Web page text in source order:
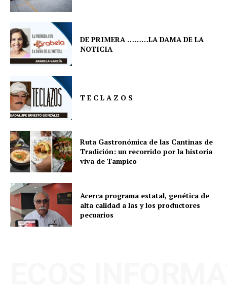
DE PRIMERA ………LA DAMA DE LA
NOTICIA
T E C L A Z O S
Ruta Gastronómica de las Cantinas de
Tradición: un recorrido por la historia
viva de Tampico
Acerca programa estatal, genética de
alta calidad a las y los productores
pecuarios